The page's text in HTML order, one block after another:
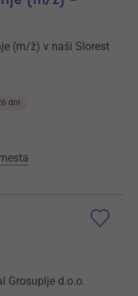
(m/ž) v naši Slorest
dni
Grosuplje d.o.o.